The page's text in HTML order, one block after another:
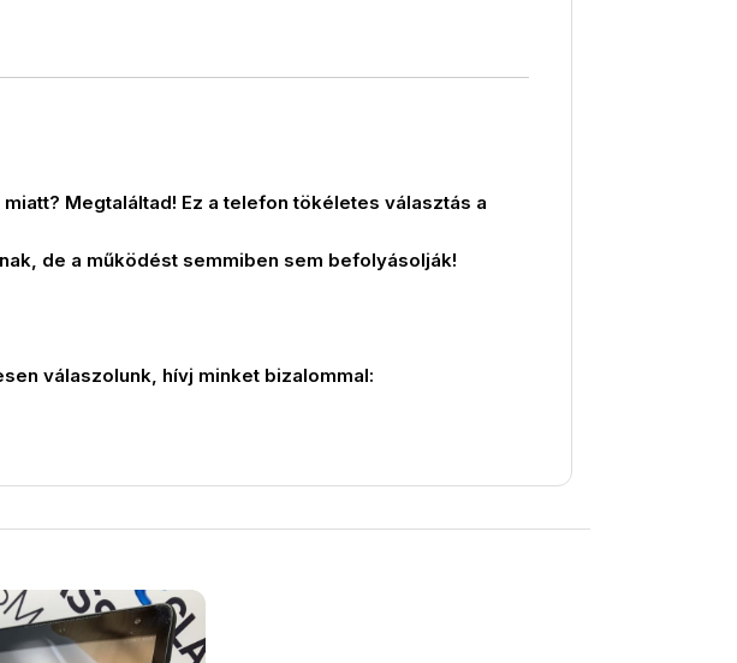
Megtaláltad! Ez a telefon tökéletes választás a
de a működést semmiben sem befolyásolják!
válaszolunk, hívj minket bizalommal: